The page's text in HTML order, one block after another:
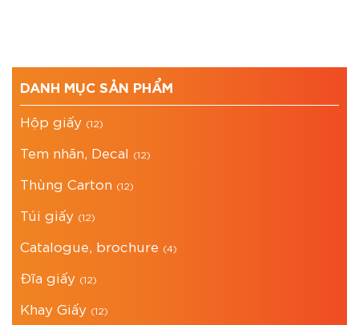
DANH MỤC SẢN PHẨM
Hộp giấy (12)
Tem nhãn, Decal (12)
Thùng Carton (12)
Túi giấy (12)
Catalogue, brochure (4)
Đĩa giấy (12)
Khay Giấy (12)